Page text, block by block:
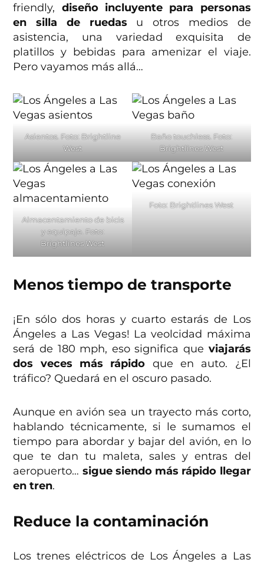
friendly, diseño incluyente para personas
en silla de ruedas u otros medios de
asistencia, una variedad exquisita de
platillos y bebidas para amenizar el viaje.
Pero vayamos más allá…
Asientos. Foto: Brightline
West
Baño touchless. Foto:
Brightlines West
Almacentamiento de bicis
y equipaje. Foto:
Brightlines West
Foto: Brightlines West
Menos tiempo de transporte
¡En sólo dos horas y cuarto estarás de Los
Ángeles a Las Vegas! La veolcidad máxima
será de 180 mph, eso significa que viajarás
dos veces más rápido que en auto. ¿El
tráfico? Quedará en el oscuro pasado.
Aunque en avión sea un trayecto más corto,
hablando técnicamente, si le sumamos el
tiempo para abordar y bajar del avión, en lo
que te dan tu maleta, sales y entras del
aeropuerto… sigue siendo más rápido llegar
en tren.
Reduce la contaminación
Los trenes eléctricos de Los Ángeles a Las